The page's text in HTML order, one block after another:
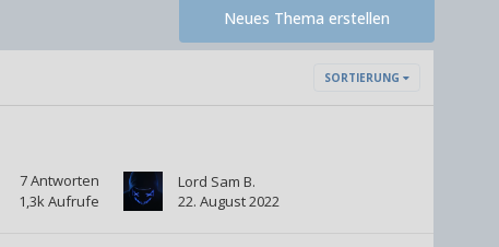
Neues Thema erstellen
SORTIERUNG
7Antworten
1,3kAufrufe
Lord Sam B.
22. August 2022